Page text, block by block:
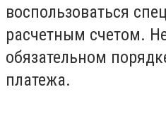
воспользоваться
расчетным счетом.
обязательном
платежа.